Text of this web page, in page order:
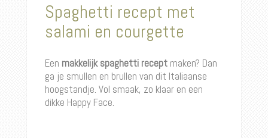
Spaghetti recept met
salami en courgette
Een makkelijk spaghetti receptmaken? Dan
ga je smullen en brullen van dit Italiaanse
hoogstandje. Vol smaak, zo klaar en een
dikke Happy Face.